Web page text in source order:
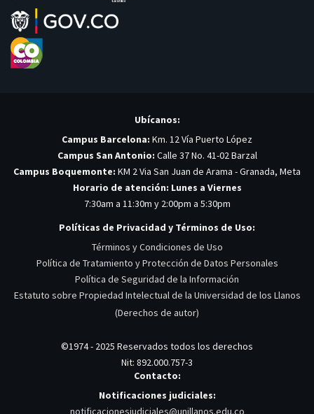
Ubícanos:
Campus Barcelona: Km. 12 Vía Puerto López
Campus San Antonio: Calle 37 No. 41-02 Barzal
Campus Boquemonte: KM 2 Via San Juan de Arama - Granada, Meta
Horario de atención: Lunes a Viernes
7:30am a 11:30m y 2:00pm a 5:30pm
Políticas de Privacidad y Términos de Uso:
Términos y Condiciones de Uso
Política de Tratamiento y Protección de Datos Personales
Política de Seguridad de la Información
Estatuto sobre Propiedad Intelectual de la Universidad de los Llanos
(Derechos de autor)
©1974 - 2025 Reservados todos los derechos
Nit: 892.000.757-3
Contacto:
Notificaciones judiciales:
notificacionesjudiciales@unillanos.edu.co